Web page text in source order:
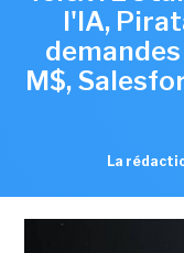
l'IA,
M$,
La